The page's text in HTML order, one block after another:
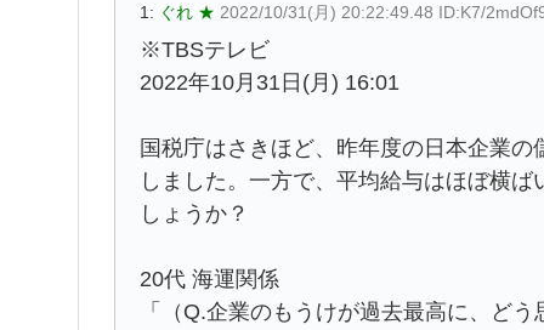
1: ぐれ ★ 2022/10/31(月) 20:22:49.48 ID:K7/
※TBSテレビ
2022年10月31日(月) 16:01
国税庁はさきほど、昨年度の日本企業
しました。一方で、平均給与はほぼ横
しょうか？
20代 海運関係
「（Q.企業のもうけが過去最高に、ど